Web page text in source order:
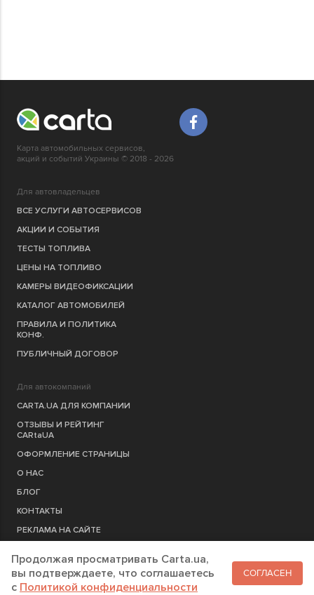
Карта автомобильных сервисов,
акций и событий Украины © 2018 - 2026
Для автовладельцев
ВСЕ УСЛУГИ АВТОСЕРВИСОВ
АКЦИИ И СОБЫТИЯ
ТЕСТЫ ТОПЛИВА
ЦЕНЫ НА ТОПЛИВО
КАМЕРЫ ВИДЕОФИКСАЦИИ
КАТАЛОГ АВТОМОБИЛЕЙ
ПРАВИЛА И ПОЛИТИКА
КОНФ.
ПУБЛИЧНЫЙ ДОГОВОР
Для автокомпаний
CARTA.UA ДЛЯ КОМПАНИИ
ОТЗЫВЫ И РЕЙТИНГ
CARtaUA
ОФОРМЛЕНИЕ СТРАНИЦЫ
О НАС
БЛОГ
КОНТАКТЫ
РЕКЛАМА НА САЙТЕ
РЕГИСТРАЦИЯ КОМПАНИЮ
Продолжая просматривать Carta.ua,
вы подтверждаете, что соглашаетесь
c Политикой конфиденциальности
СОГЛАСЕН